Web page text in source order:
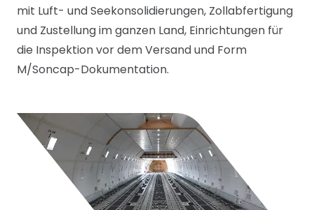
mit Luft- und Seekonsolidierungen, Zollabfertigung
und Zustellung im ganzen Land, Einrichtungen für
die Inspektion vor dem Versand und Form
M/Soncap-Dokumentation.